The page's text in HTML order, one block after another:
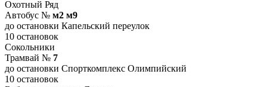
Охотный Ряд
Автобус № м2 м9
до остановки Капельский переулок
10 остановок
Сокольники
Трамвай № 7
до остановки Спорткомплекс Олимпийский
10 остановок